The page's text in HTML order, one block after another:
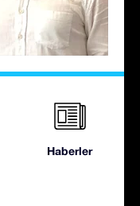
Haberler